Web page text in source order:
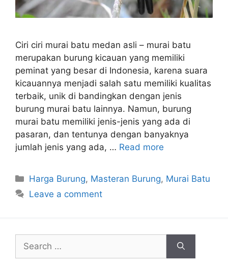
Ciri ciri murai batu medan asli – murai batu
merupakan burung kicauan yang memiliki
peminat yang besar di Indonesia, karena suara
kicauannya menjadi salah satu memiliki kualitas
terbaik, unik di bandingkan dengan jenis
burung murai batu lainnya. Namun, burung
murai batu memiliki jenis-jenis yang ada di
pasaran, dan tentunya dengan banyaknya
jumlah jenis yang ada, … Read more
Categories
Harga Burung, Masteran Burung, Murai Batu
Leave a comment
Search
for: